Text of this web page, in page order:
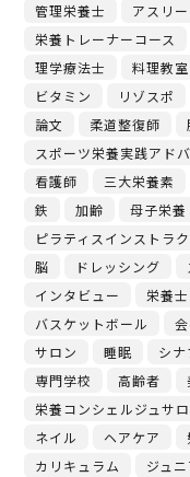
管理栄養士
アスリー
栄養トレーナーコース
理学療法士
料理教室
ビタミン
リゾスポ
論文
柔道整復師
スポーツ栄養実践アド
看護師
三大栄養素
鉄
加齢 母子栄養
ピラティスインストラ
脳
ドレッシング
インタビュー
栄養士
バスケットボール
サロン
睡眠 シ
専門学校
高齢者
栄養コンシェルジュサ
ネイル
ヘアケア
カリキュラム
ジュ